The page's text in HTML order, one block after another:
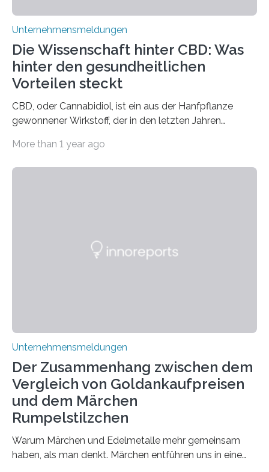
Unternehmensmeldungen
Die Wissenschaft hinter CBD: Was
hinter den gesundheitlichen
Vorteilen steckt
CBD, oder Cannabidiol, ist ein aus der Hanfpflanze
gewonnener Wirkstoff, der in den letzten Jahren
psychoaktive THC (Tetrahydrocannabinol) enthält CBD
Forschung und welche Entwicklungen gibt es auf
More than 1 year ago
Unternehmensmeldungen
Der Zusammenhang zwischen dem
Vergleich von Goldankaufpreisen
und dem Märchen
Rumpelstilzchen
Warum Märchen und Edelmetalle mehr gemeinsam
haben, als man denkt. Märchen entführen uns in eine